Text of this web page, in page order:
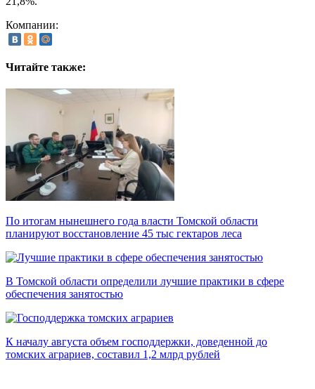
Компании:
Читайте также:
По итогам нынешнего года власти Томской области
планируют восстановление 45 тыс гектаров леса
В Томской области определили лучшие практики в сфере
обеспечения занятостью
К началу августа объем господдержки, доведенной до
томских аграриев, составил 1,2 млрд рублей